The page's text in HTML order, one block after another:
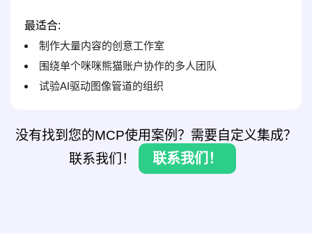
最适合:
制作大量内容的创意工作室
围绕单个咪咪熊猫账户协作的多人团队
试验AI驱动图像管道的组织
没有找到您的MCP使用案例？需要自定义集成？
联系我们！
联系我们！